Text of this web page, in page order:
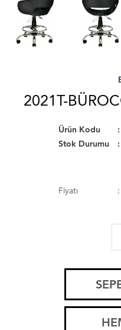
2021T-
Ürün Kodu
Stok Durumu
Fiyatı